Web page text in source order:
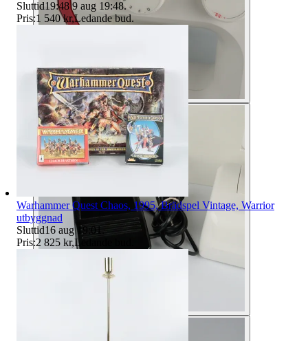
Sluttid19:48 9 aug 19:48.
Pris:1 540 kr,Ledande bud.
Warhammer Quest Chaos, 1995, Brädspel Vintage, Warrior
utbyggnad
Sluttid16 aug 19:01 .
Pris:2 825 kr,Ledande bud